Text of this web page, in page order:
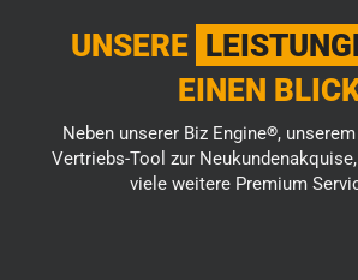
UNSERE
EINEN
Neben unserer Biz Engine®,
Vertriebs-Tool zur
viele weitere Premium